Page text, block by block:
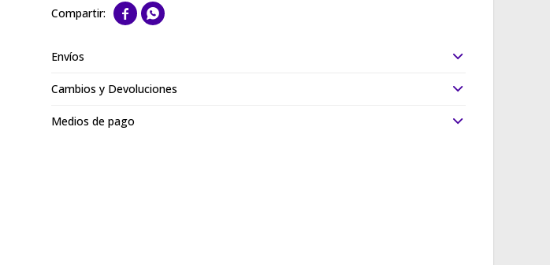
 
Envíos
Cambios y Devoluciones
Medios de pago